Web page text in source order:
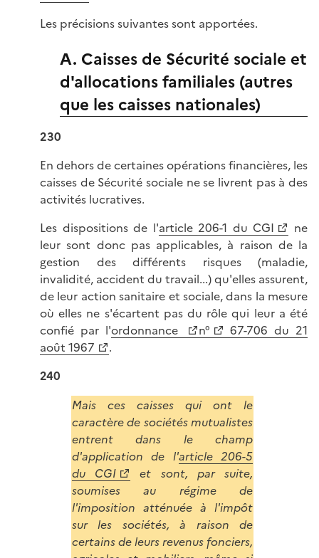
Les précisions suivantes sont apportées.
A. Caisses de Sécurité sociale et
d'allocations familiales (autres
que les caisses nationales)
230
En dehors de certaines opérations financières, les
caisses de Sécurité sociale ne se livrent pas à des
activités lucratives.
Les dispositions de l'article 206-1 du CGI
ne
leur sont donc pas applicables, à raison de la
gestion des différents risques (maladie,
invalidité, accident du travail...) qu'elles assurent,
de leur action sanitaire et sociale, dans la mesure
où elles ne s'écartent pas du rôle qui leur a été
confié par l'ordonnance n°
67-706 du 21
août 1967
.
240
Mais ces caisses qui ont le
caractère de sociétés mutualistes
entrent dans le champ
d'application de l'article 206-5
du CGI
et sont, par suite,
soumises au régime de
l'imposition atténuée à l'impôt
sur les sociétés, à raison de
certains de leurs revenus fonciers,